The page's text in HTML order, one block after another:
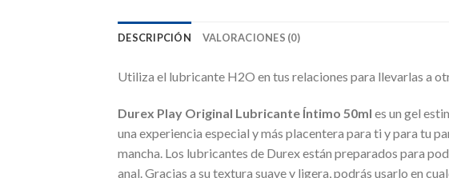
DESCRIPCIÓN VALORACIONES (0)
Utiliza el lubricante H2O en tus relaciones para llevarlas a
Durex Play Original Lubricante Íntimo 50ml es un gel
una experiencia especial y más placentera para ti y para tu
mancha. Los lubricantes de Durex están preparados para
anal. Gracias a su textura suave y ligera, podrás usarlo en